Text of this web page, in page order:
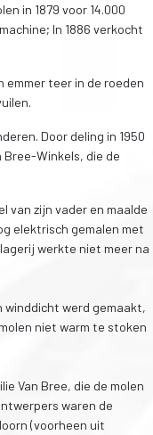
in 1879 voor 14.000
In 1886 verkocht
emmer teer in de roeden
Door deling in 1950
Winkels, die de
van zijn vader en maalde
elektrisch gemalen met
werkte niet meer na
winddicht werd gemaakt,
niet warm te stoken
Van Bree, die de molen
waren de
(voorheen uit